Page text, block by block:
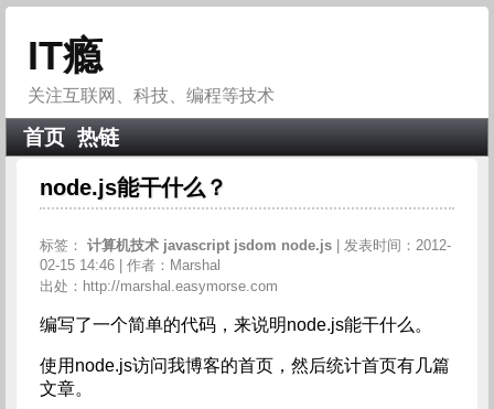
IT瘾
关注互联网、科技、编程等技术
首页 热链
node.js能干什么？
标签： 计算机技术 javascript jsdom node.js
| 发表时间：2012-
02-15 14:46 | 作者：Marshal
出处：http://marshal.easymorse.com
编写了一个简单的代码，来说明node.js能干什么。
使用node.js访问我博客的首页，然后统计首页有几篇
文章。